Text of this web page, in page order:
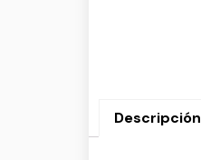
Descripción